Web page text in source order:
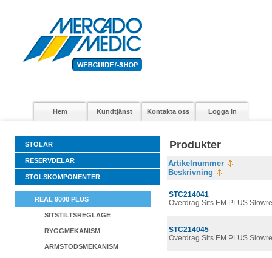
Hem Kundtjänst Kontakta oss Logga in
STOLAR
RESERVDELAR
STOLSKOMPONENTER
REAL 9000 PLUS
SITSTILTSREGLAGE
RYGGMEKANISM
ARMSTÖDSMEKANISM
Produkter
Artikelnummer
Beskrivning
STC214041
Överdrag Sits EM PLUS
STC214045
Överdrag Sits EM PLUS